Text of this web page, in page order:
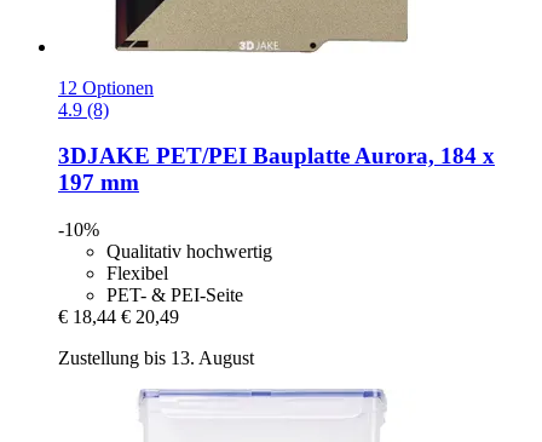
12 Optionen
4.9 (8)
3DJAKE PET/PEI Bauplatte Aurora, 184 x
197 mm
-10%
Qualitativ hochwertig
Flexibel
PET- & PEI-Seite
€ 18,44 € 20,49
Zustellung bis 13. August